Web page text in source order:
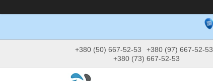
+380 (50) 667-52-53
+380 (97) 667-52-53
+380 (73) 667-52-53